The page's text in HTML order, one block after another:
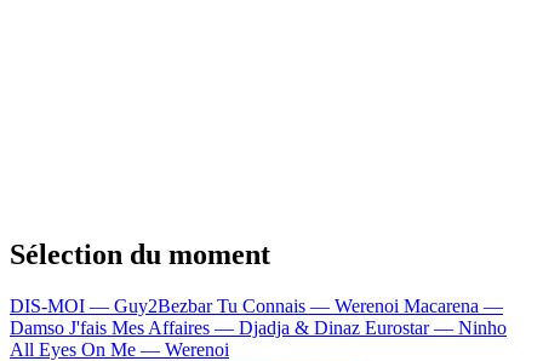
Sélection du moment
DIS-MOI — Guy2BezbarTu Connais — Werenoi Macarena —
Damso J'fais Mes Affaires — Djadja & Dinaz Eurostar — Ninho
All Eyes On Me — Werenoi